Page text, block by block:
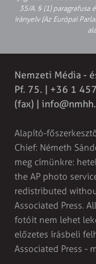
35/A. § (1) paragrafusa
irányelv (Az Európai
Nemzeti Média -
Pf. 75. | +36 1
(fax) |
Alapító-
Chief: Németh
meg címünkre:
the AP photo
redistributed
Associated Press.
fotóit nem lehet
előzetes írásbeli
Associated Press -